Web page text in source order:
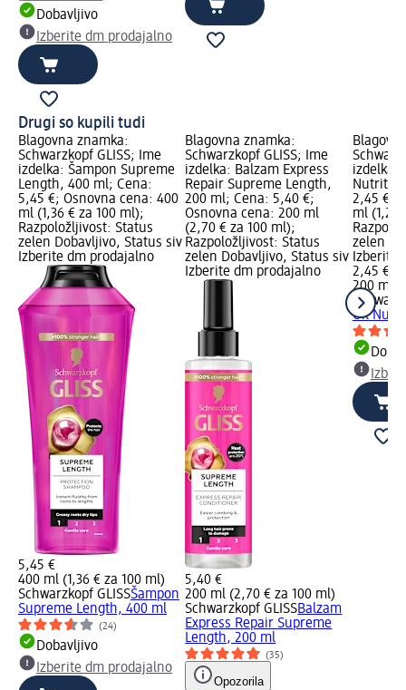
Dobavljivo
Izberite dm prodajalno
Drugi so kupili tudi
Blagovna znamka:
Schwarzkopf GLISS; Ime
izdelka: Šampon Supreme
Length, 400 ml; Cena:
5,45 €; Osnovna cena: 400
ml (1,36 € za 100 ml);
Razpoložljivost: Status
zelen Dobavljivo, Status siv
Izberite dm prodajalno
5,45 €
400 ml (1,36 € za 100 ml)
Schwarzkopf GLISSŠampon
Supreme Length, 400 ml
(24)
Dobavljivo
Izberite dm prodajalno
Blagovna znamka:
Schwarzkopf GLISS; Ime
izdelka: Balzam Express
Repair Supreme Length,
200 ml; Cena: 5,40 €;
Osnovna cena: 200 ml
(2,70 € za 100 ml);
Razpoložljivost: Status
zelen Dobavljivo, Status siv
Izberite dm prodajalno
5,40 €
200 ml (2,70 € za 100 ml)
Schwarzkopf GLISSBalzam
Express Repair Supreme
Length, 200 ml
(35)
Opozorila
izdelka:
2,45 €;
ml (1,23
zelen
Izberite
2,45 €
200 ml
Oil